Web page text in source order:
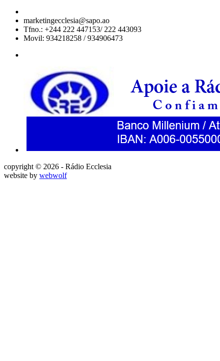
marketingecclesia@sapo.ao
Tfno.: +244 222 447153/ 222 443093
Movil: 934218258 / 934906473
copyright © 2026 - Rádio Ecclesia
website by webwolf